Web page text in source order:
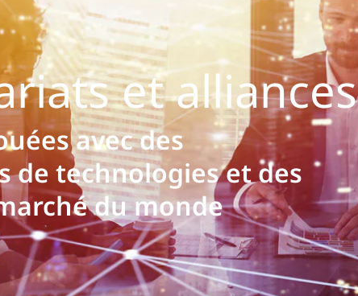
et alliances
avec des
de technologies et des
du monde